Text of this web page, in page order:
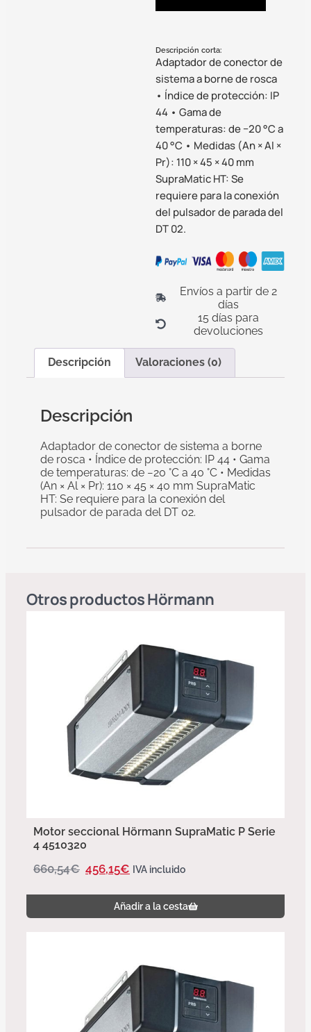
Descripción corta:
Adaptador de conector de
sistema a borne de rosca
• Índice de protección: IP
44 • Gama de
temperaturas: de −20 °C a
40 °C • Medidas (An × Al ×
Pr): 110 × 45 × 40 mm
SupraMatic HT: Se
requiere para la conexión
del pulsador de parada del
DT 02.
Envíos a partir de 2
días
15 días para
devoluciones
Descripción Valoraciones (0)
Descripción
Adaptador de conector de sistema a borne
de rosca • Índice de protección: IP 44 • Gama
de temperaturas: de −20 °C a 40 °C • Medidas
(An × Al × Pr): 110 × 45 × 40 mm SupraMatic
HT: Se requiere para la conexión del
pulsador de parada del DT 02.
Otros productosHörmann
Motor seccional Hörmann SupraMatic P Serie
4 4510320
660,54€ 456,15€ IVA incluido
Añadir a la cesta